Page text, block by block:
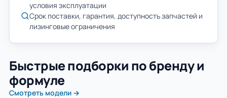
условия эксплуатации
Срок поставки, гарантия, доступность запчастей и
лизинговые ограничения
Быстрые подборки по бренду и
формуле
Смотреть модели →